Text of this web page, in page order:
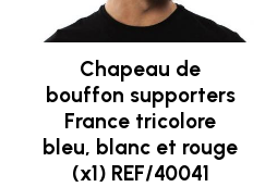
Chapeau de
bouffon supporters
France tricolore
bleu, blanc et rouge
(x1) REF/40041